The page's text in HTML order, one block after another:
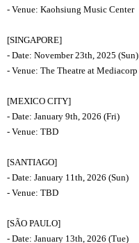
- Venue: Kaohsiung Music Center
[SINGAPORE]
- Date: November 23th, 2025 (Sun)
- Venue: The Theatre at Mediacorp
[MEXICO CITY]
- Date: January 9th, 2026 (Fri)
- Venue: TBD
[SANTIAGO]
- Date: January 11th, 2026 (Sun)
- Venue: TBD
[SÃO PAULO]
- Date: January 13th, 2026 (Tue)